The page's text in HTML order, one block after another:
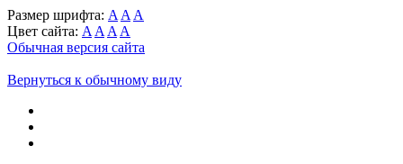
Размер шрифта: A A A
Цвет сайта: A A A A
Обычная версия сайта
Вернуться к обычному виду